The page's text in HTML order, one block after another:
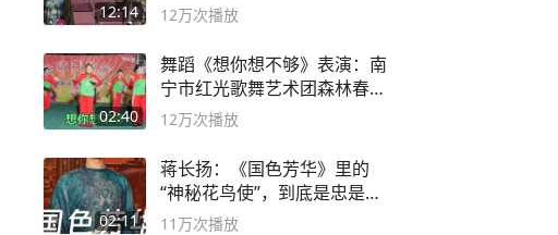
12:14 12万次播放
02:40
舞蹈《想你想不够》表演：南
宁市红光歌舞艺术团森林春红
舞蹈队。
12万次播放
02:11
蒋长扬：《国色芳华》里的
“神秘花鸟使”，到底是忠是
奸？
11万次播放